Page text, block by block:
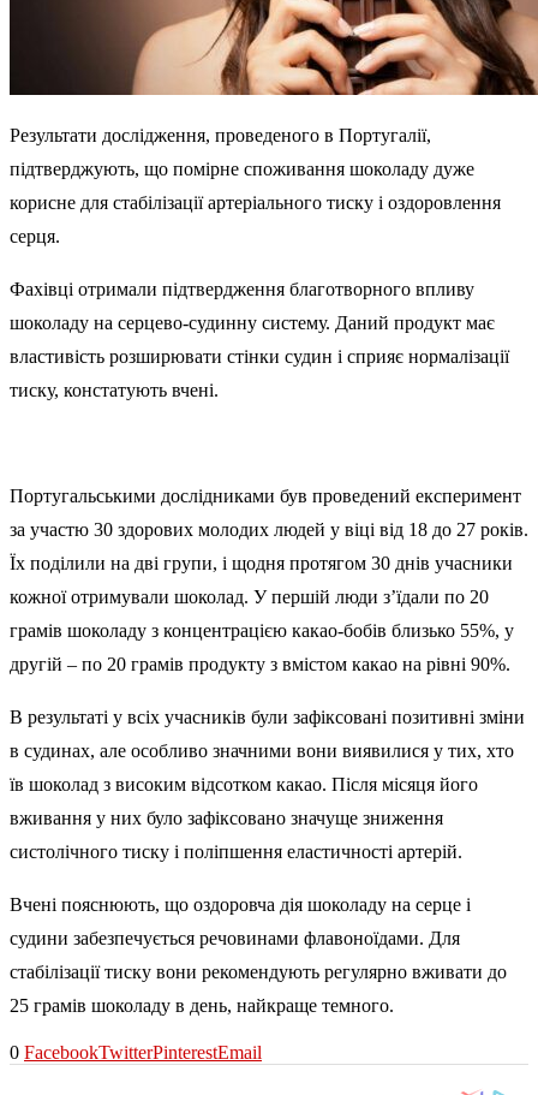
Результати дослідження, проведеного в Португалії,
підтверджують, що помірне споживання шоколаду дуже
корисне для стабілізації артеріального тиску і оздоровлення
серця.
Фахівці отримали підтвердження благотворного впливу
шоколаду на серцево-судинну систему. Даний продукт має
властивість розширювати стінки судин і сприяє нормалізації
тиску, констатують вчені.
Португальськими дослідниками був проведений експеримент
за участю 30 здорових молодих людей у віці від 18 до 27 років.
Їх поділили на дві групи, і щодня протягом 30 днів учасники
кожної отримували шоколад. У першій люди з’їдали по 20
грамів шоколаду з концентрацією какао-бобів близько 55%, у
другій – по 20 грамів продукту з вмістом какао на рівні 90%.
В результаті у всіх учасників були зафіксовані позитивні зміни
в судинах, але особливо значними вони виявилися у тих, хто
їв шоколад з високим відсотком какао. Після місяця його
вживання у них було зафіксовано значуще зниження
систолічного тиску і поліпшення еластичності артерій.
Вчені пояснюють, що оздоровча дія шоколаду на серце і
судини забезпечується речовинами флавоноїдами. Для
стабілізації тиску вони рекомендують регулярно вживати до
25 грамів шоколаду в день, найкраще темного.
0 FacebookTwitterPinterestEmail